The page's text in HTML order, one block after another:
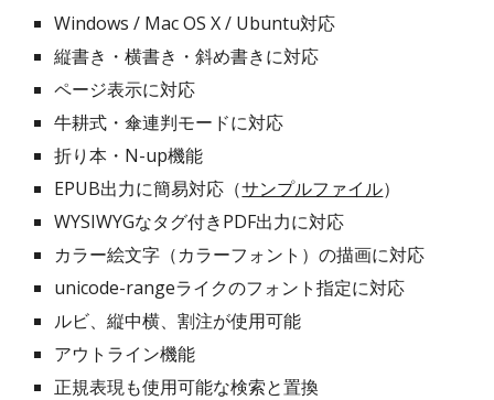
Windows / Mac OS X / Ubuntu対応
縦書き・横書き・斜め書きに対応
ページ表示に対応
牛耕式・傘連判モードに対応
折り本・N-up機能
EPUB出力に簡易対応（サンプルファイル）
WYSIWYGなタグ付きPDF出力に対応
カラー絵文字（カラーフォント）の描画に対応
unicode-rangeライクのフォント指定に対応
ルビ、縦中横、割注が使用可能
アウトライン機能
正規表現も使用可能な検索と置換